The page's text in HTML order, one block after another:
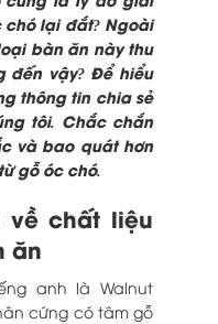
chó lại đắt? Ngoài
bàn ăn này thu
đến vậy? Để hiểu
thông tin chia sẻ
tôi. Chắc chắn
và bao quát hơn
gỗ óc chó.
về chất liệu
ăn
anh là Walnut
cứng có tâm gỗ